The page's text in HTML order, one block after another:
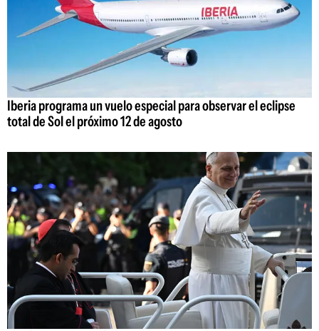
Iberia programa un vuelo especial para observar el eclipse
total de Sol el próximo 12 de agosto